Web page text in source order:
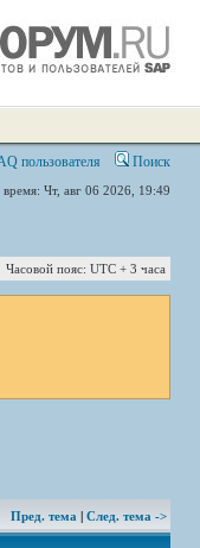
пользователя Поиск
Чт, авг 06 2026, 19:49
Часовой пояс: UTC + 3 часа
Пред. тема | След. тема ->